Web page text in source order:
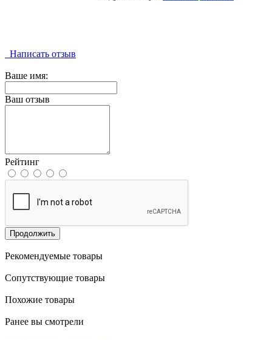
Написать отзыв
Ваше имя:
Ваш отзыв
Рейтинг
Продолжить
Рекомендуемые товары
Сопутствующие товары
Похожие товары
Ранее вы смотрели